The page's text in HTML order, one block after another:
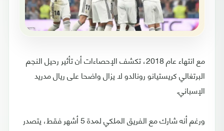
مع انتهاء عام 2018، تكشف الإحصاءات أن تأثير رحيل النجم
البرتغالي كريستيانو رونالدو لا يزال واضحا على ريال مدريد
الإسباني.
ورغم أنه شارك مع الفريق الملكي لمدة 5 أشهر فقط، يتصدر